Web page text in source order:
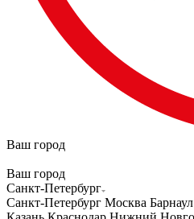
Ваш город
Ваш город
Санкт-Петербург
Санкт-Петербург Москва Барнаул